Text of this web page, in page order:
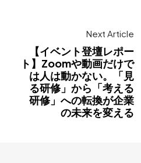
Next Article
【イベント登壇レポー
ト】Zoomや動画だけで
は人は動かない。「見
る研修」から「考える
研修」への転換が企業
の未来を変える